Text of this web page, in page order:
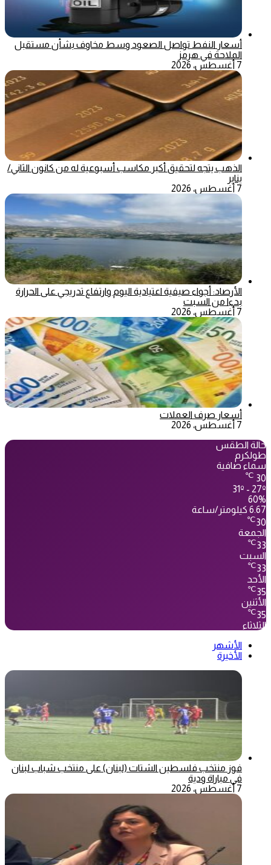
أسعار النفط تواصل الصعود وسط مخاوف بشأن مستقبل
الملاحة في هرمز
7 أغسطس، 2026
الذهب يتجه لتحقيق أكبر مكاسب أسبوعية له من كانون الثاني/
يناير
7 أغسطس، 2026
الأرصاد: أجواء صيفية اعتيادية اليوم وارتفاع تدريجي على الحرارة
بدءا من السبت
7 أغسطس، 2026
أسعار صرف العملات
7 أغسطس، 2026
حالة الطقس
طولكرم
سماء صافية
30
℃
31º - 27º
60%
6.67 كيلومتر/ساعة
30
℃
الجمعة
33
℃
السبت
33
℃
الأحد
35
℃
الأثنين
35
℃
الثلاثاء
الأشهر
الأخيرة
فوز منتخب فلسطين الشتات (لبنان) على منتخب شباب لبنان
في مباراة ودية
7 أغسطس، 2026